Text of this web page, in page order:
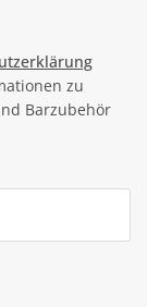
zu
Barzubehör